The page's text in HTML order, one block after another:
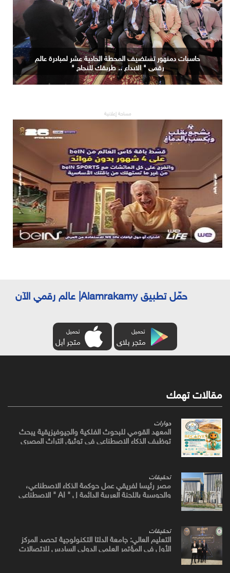
حاسبات دمنهور تستضيف المحطة الحادية عشر لمبادرة عالم
رقمي " الابداع .. طريقك للنجاح "
مساحة إعلانية
حمّل تطبيق Alamrakamy| عالم رقمي الآن
تحميل
متجر بلاى
تحميل
متجر أبل
مقالات تهمك
حوارات
المعهد القومي للبحوث الفلكية والجيوفيزيقية يبحث
توظيف الذكاء الاصطناعي في توثيق التراث المصري
تحقيقات
مصر رئيسا لفريقي عمل حوكمة الذكاء الاصطناعي،
والحوسبة باللجنة العربية الدائمة ل " AI " الاصطناعي
تحقيقات
التعليم العالي: جامعة الدلتا التكنولوجية تحصد المركز
الأول في المؤتمر العلمي الدولي السادس للاتصالات